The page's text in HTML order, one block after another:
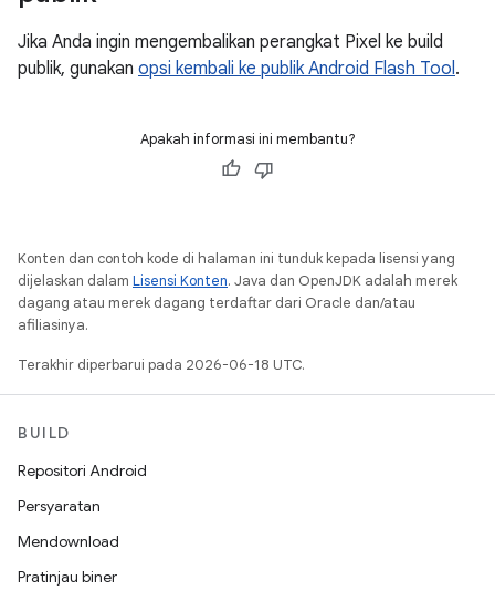
Jika Anda ingin mengembalikan perangkat Pixel ke build
publik, gunakan opsi kembali ke publik Android Flash Tool.
Apakah informasi ini membantu?
Konten dan contoh kode di halaman ini tunduk kepada lisensi yang
dijelaskan dalam Lisensi Konten. Java dan OpenJDK adalah merek
dagang atau merek dagang terdaftar dari Oracle dan/atau
afiliasinya.
Terakhir diperbarui pada 2026-06-18 UTC.
BUILD
Repositori Android
Persyaratan
Mendownload
Pratinjau biner